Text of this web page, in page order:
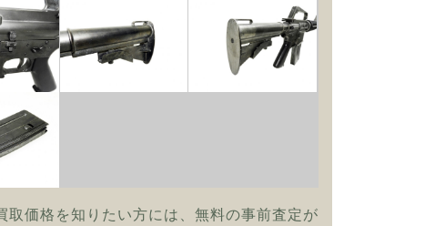
価格を知りたい方には、無料の事前査定が